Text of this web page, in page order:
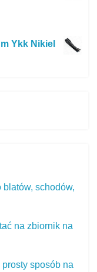
Ykk Nikiel
schodów,
na zbiornik na
sposób na